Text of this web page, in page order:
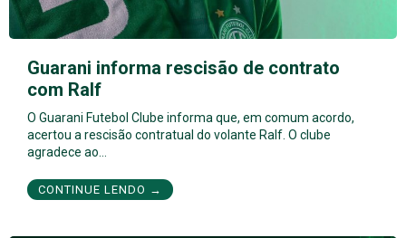
Guarani informa rescisão de contrato
com Ralf
O Guarani Futebol Clube informa que, em comum acordo,
acertou a rescisão contratual do volante Ralf. O clube
agradece ao…
CONTINUE LENDO →